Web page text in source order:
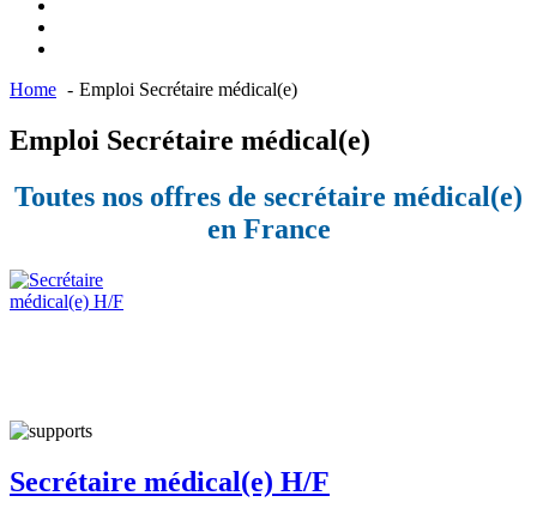
Home Emploi Secrétaire médical(e)
Emploi Secrétaire médical(e)
Toutes nos offres de secrétaire médical(e)
en France
Secrétaire médical(e) H/F